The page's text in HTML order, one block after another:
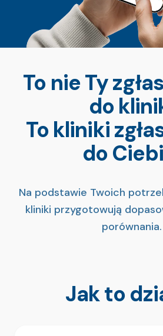
To nie Ty
do
To kliniki
do
Na podstawie Twoich
kliniki przygotowują
porównania.
Jak to